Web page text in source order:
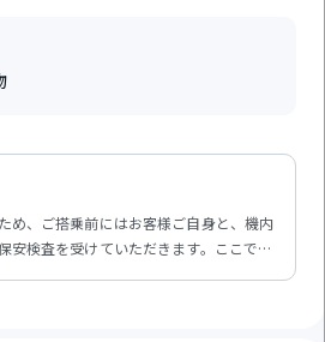
め、ご搭乗前にはお客様ご自身と、機内
安検査を受けていただきます。ここで